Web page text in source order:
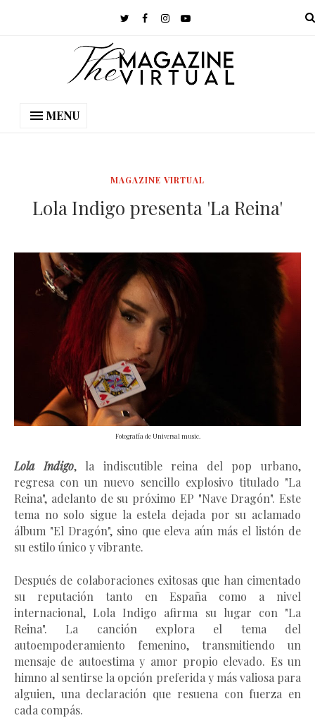
MENU
MAGAZINE VIRTUAL
Lola Indigo presenta 'La Reina'
Fotografía de Universal music.
Lola Indigo, la indiscutible reina del pop urbano,
regresa con un nuevo sencillo explosivo titulado "La
Reina", adelanto de su próximo EP "Nave Dragón". Este
tema no solo sigue la estela dejada por su aclamado
álbum "El Dragón", sino que eleva aún más el listón de
su estilo único y vibrante.
Después de colaboraciones exitosas que han cimentado
su reputación tanto en España como a nivel
internacional, Lola Indigo afirma su lugar con "La
Reina". La canción explora el tema del
autoempoderamiento femenino, transmitiendo un
mensaje de autoestima y amor propio elevado. Es un
himno al sentirse la opción preferida y más valiosa para
alguien, una declaración que resuena con fuerza en
cada compás.